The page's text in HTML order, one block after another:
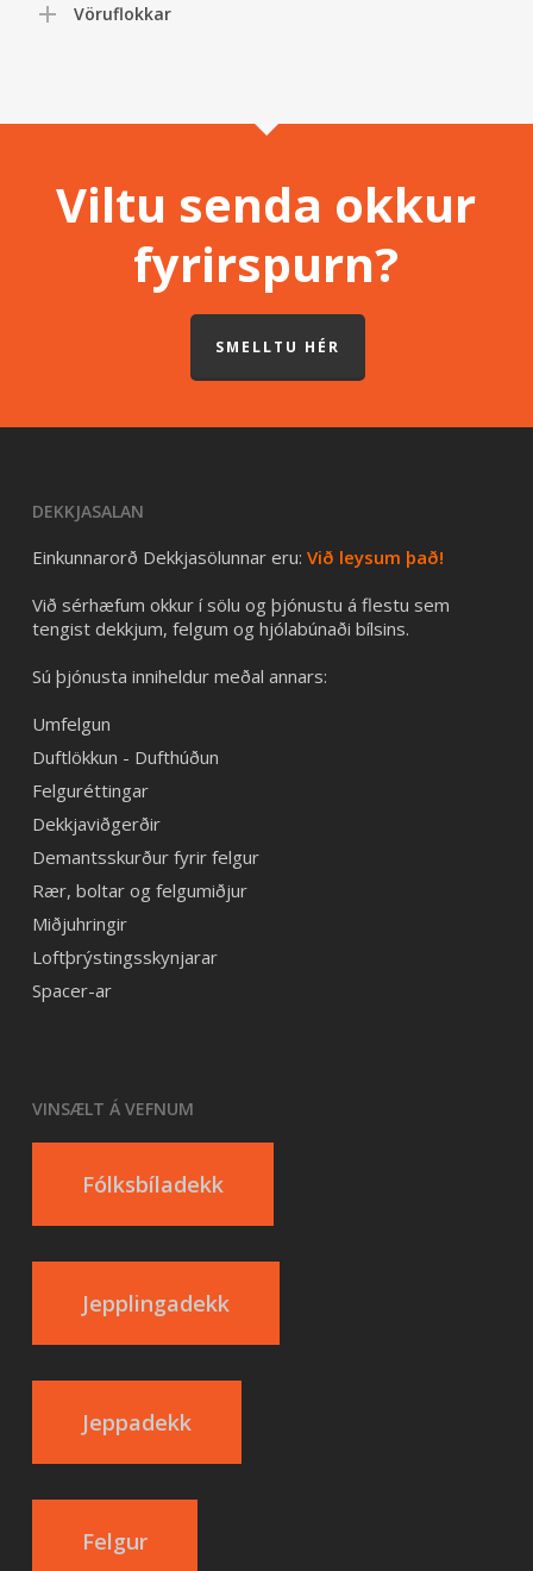
Vöruflokkar
Viltu senda okkur
fyrirspurn?
SMELLTU HÉR
DEKKJASALAN
Einkunnarorð Dekkjasölunnar eru: Við leysum það!
Við sérhæfum okkur í sölu og þjónustu á flestu sem
tengist dekkjum, felgum og hjólabúnaði bílsins.
Sú þjónusta inniheldur meðal annars:
Umfelgun
Duftlökkun - Dufthúðun
Felguréttingar
Dekkjaviðgerðir
Demantsskurður fyrir felgur
Rær, boltar og felgumiðjur
Miðjuhringir
Loftþrýstingsskynjarar
Spacer-ar
VINSÆLT Á VEFNUM
Fólksbíladekk
Jepplingadekk
Jeppadekk
Felgur